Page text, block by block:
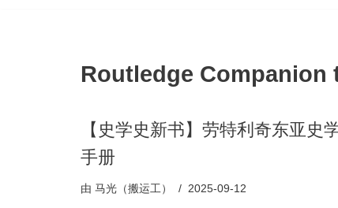
Routledge
【史学史新书】劳特利奇东亚史
手册
由 马光（搬运工） 2025-09-12